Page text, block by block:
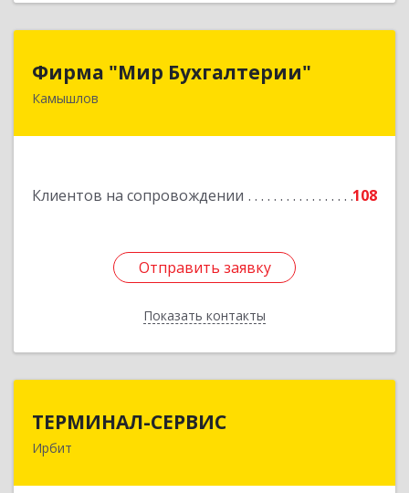
Фирма "Мир Бухгалтерии"
Камышлов
Клиентов на сопровождении 108
Отправить заявку
Показать контакты
624860, Свердловская обл, Камышлов г,
Отправить заявку
Назад
ТЕРМИНАЛ-СЕРВИС
Ирбит